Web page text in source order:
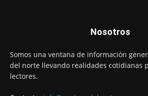
Nosotros
Somos una ventana de información
del norte llevando realidades cotidianas
lectores.